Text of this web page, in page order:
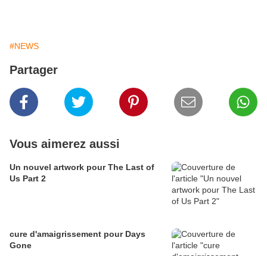
#NEWS
Partager
Vous aimerez aussi
Un nouvel artwork pour The Last of
Us Part 2
cure d'amaigrissement pour Days
Gone